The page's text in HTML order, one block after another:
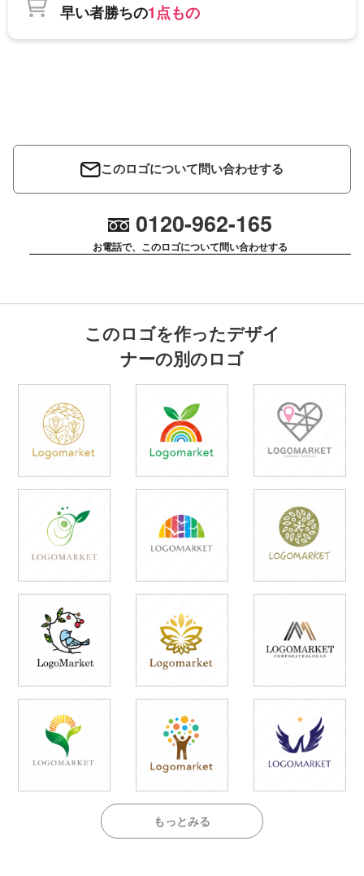
早い者勝ちの1点もの
このロゴについて問い合わせする
0120-962-165
お電話で、このロゴについて問い合わせする
このロゴを作ったデザイ
ナーの別のロゴ
もっとみる